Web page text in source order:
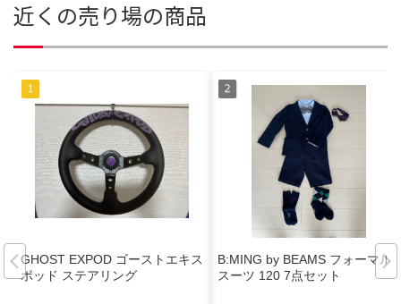
近くの売り場の商品
GHOST EXPOD ゴーストエキス
ポッド ステアリング
B:MING by BEAMS フォーマル
スーツ 120 7点セット